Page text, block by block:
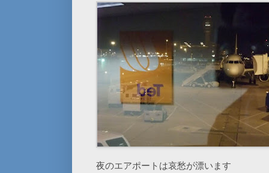
夜のエアポートは哀愁が漂います